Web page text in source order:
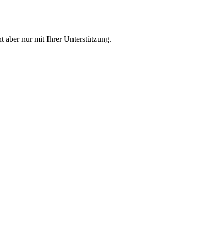
aber nur mit Ihrer Unterstützung.